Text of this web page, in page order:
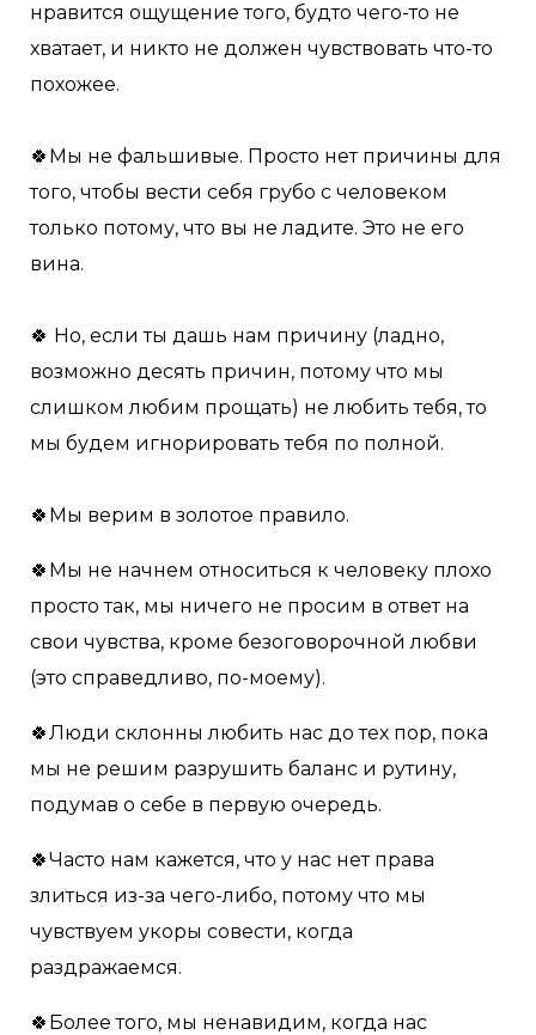
нравится ощущение того, будто чего-то не
хватает, и никто не должен чувствовать что-то
похожее.
🍀Мы не фальшивые. Просто нет причины для
того, чтобы вести себя грубо с человеком
только потому, что вы не ладите. Это не его
вина.
🍀 Но, если ты дашь нам причину (ладно,
возможно десять причин, потому что мы
слишком любим прощать) не любить тебя, то
мы будем игнорировать тебя по полной.
🍀Мы верим в золотое правило.
🍀Мы не начнем относиться к человеку плохо
просто так, мы ничего не просим в ответ на
свои чувства, кроме безоговорочной любви
(это справедливо, по-моему).
🍀Люди склонны любить нас до тех пор, пока
мы не решим разрушить баланс и рутину,
подумав о себе в первую очередь.
🍀Часто нам кажется, что у нас нет права
злиться из-за чего-либо, потому что мы
чувствуем укоры совести, когда
раздражаемся.
🍀Более того, мы ненавидим, когда нас